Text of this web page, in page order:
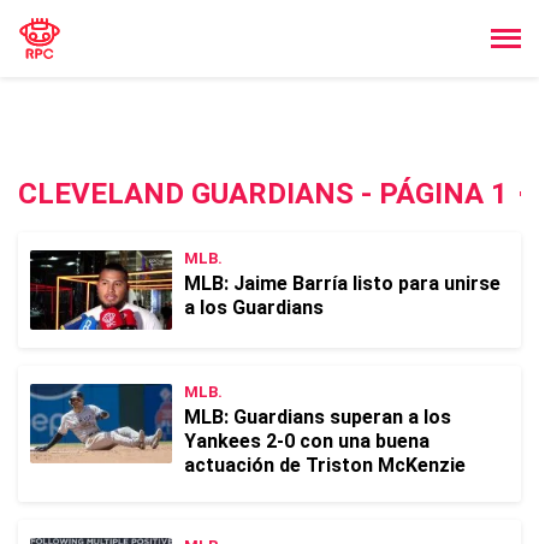
CLEVELAND GUARDIANS - PÁGINA 1
MLB.
MLB: Jaime Barría listo para unirse
a los Guardians
MLB.
MLB: Guardians superan a los
Yankees 2-0 con una buena
actuación de Triston McKenzie